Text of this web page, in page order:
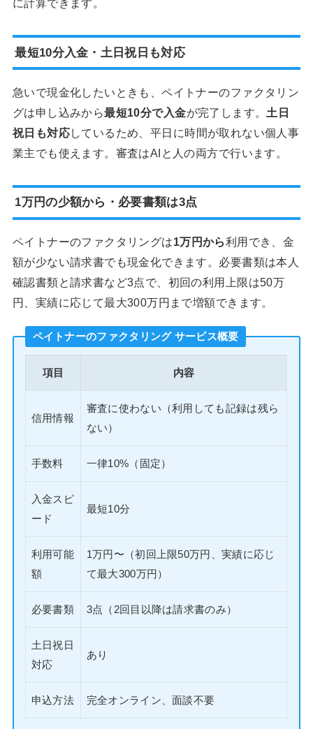
に計算できます。
最短10分入金・土日祝日も対応
急いで現金化したいときも、ペイトナーのファクタリン
グは申し込みから最短10分で入金が完了します。 土日
祝日も対応しているため、平日に時間が取れない個人事
業主でも使えます。審査はAIと人の両方で行います。
1万円の少額から・必要書類は3点
ペイトナーのファクタリングは1万円から利用でき、金
額が少ない請求書でも現金化できます。必要書類は本人
確認書類と請求書など3点で、初回の利用上限は50万
円、実績に応じて最大300万円まで増額できます。
ペイトナーのファクタリング サービス概要
項目 内容
信用情報
審査に使わない（利用しても記録は残ら
ない）
手数料 一律10%（固定）
入金スピ
ード
最短10分
利用可能
額
1万円〜（初回上限50万円、実績に応じ
て最大300万円）
必要書類 3点（2回目以降は請求書のみ）
土日祝日
対応
あり
申込方法 完全オンライン、面談不要